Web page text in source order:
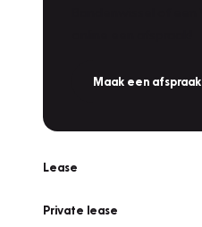
Maak een afspraak
Lease
Private lease